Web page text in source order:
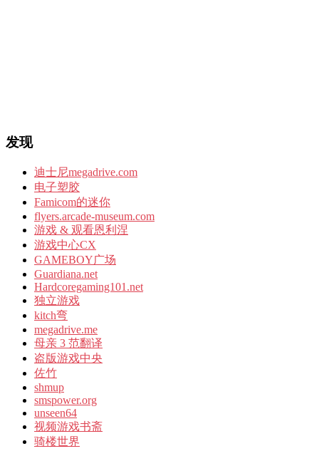
发现
迪士尼megadrive.com
电子塑胶
Famicom的迷你
flyers.arcade-museum.com
游戏 & 观看恩利涅
游戏中心CX
GAMEBOY广场
Guardiana.net
Hardcoregaming101.net
独立游戏
kitch弯
megadrive.me
母亲 3 范翻译
盗版游戏中央
佐竹
shmup
smspower.org
unseen64
视频游戏书斋
骑楼世界